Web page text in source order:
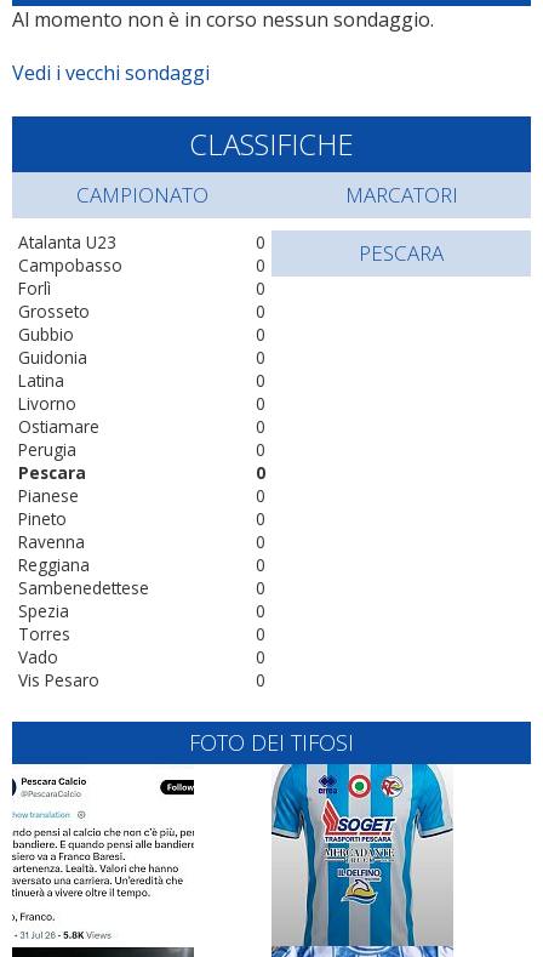
Al momento non è in corso nessun sondaggio.
Vedi i vecchi sondaggi
CLASSIFICHE
CAMPIONATO
0
Atalanta U23
0
Campobasso
0
Forlì
0
Grosseto
0
Gubbio
0
Guidonia
0
Latina
0
Livorno
0
Ostiamare
0
Perugia
0
Pescara
0
Pianese
0
Pineto
0
Ravenna
0
Reggiana
0
Sambenedettese
0
Spezia
0
Torres
0
Vado
0
Vis Pesaro
MARCATORI
PESCARA
FOTO DEI TIFOSI